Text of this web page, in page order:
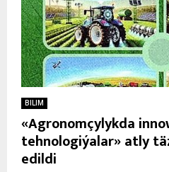
BILIM
«Agronomçylykda
tehnologiýalar» atly
edildi